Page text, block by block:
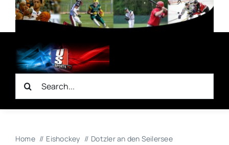
Zum
Inhalt
springen
Suche
nach:
Home Eishockey Dotzler an den Seilersee